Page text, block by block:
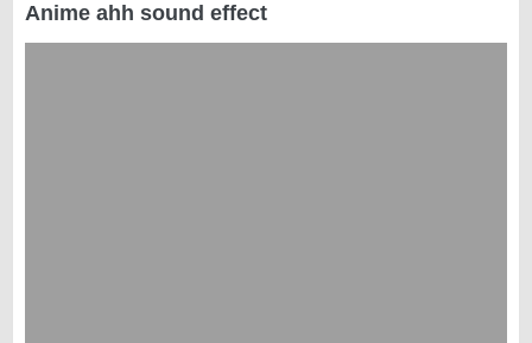
Anime ahh sound effect